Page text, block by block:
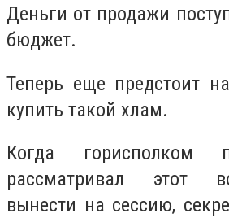
Деньги от продажи
бюджет.
Теперь еще предстоит
купить такой хлам.
Когда горисполком
рассматривал этот
вынести на сессию,